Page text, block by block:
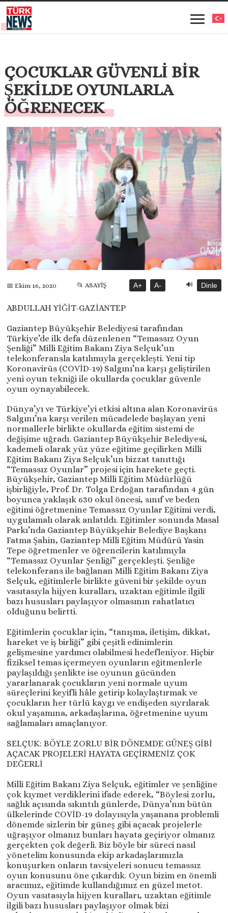
ÇOCUKLAR GÜVENLİ BİR
ŞEKİLDE OYUNLARLA
ÖĞRENECEK
📅 Ekim 16, 2020 📂 ASAYİŞ A+ A- 🔊 Dinle
ABDULLAH YİĞİT-GAZİANTEP
Gaziantep Büyükşehir Belediyesi tarafından
Türkiye’de ilk defa düzenlenen “Temassız Oyun
Şenliği” Milli Eğitim Bakanı Ziya Selçuk’un
telekonferansla katılımıyla gerçekleşti. Yeni tip
Koronavirüs (COVİD-19) Salgını’na karşı geliştirilen
yeni oyun tekniği ile okullarda çocuklar güvenle
oyun oynayabilecek.
Dünya’yı ve Türkiye’yi etkisi altına alan Koronavirüs
Salgını’na karşı verilen mücadelede başlayan yeni
normallerle birlikte okullarda eğitim sistemi de
değişime uğradı. Gaziantep Büyükşehir Belediyesi,
kademeli olarak yüz yüze eğitime geçilirken Milli
Eğitim Bakanı Ziya Selçuk’un bizzat tanıttığı
“Temassız Oyunlar” projesi için harekete geçti.
Büyükşehir, Gaziantep Milli Eğitim Müdürlüğü
işbirliğiyle, Prof. Dr. Tolga Erdoğan tarafından 4 gün
boyunca yaklaşık 630 okul öncesi, sınıf ve beden
eğitimi öğretmenine Temassız Oyunlar Eğitimi verdi,
uygulamalı olarak anlatıldı. Eğitimler sonunda Masal
Parkı’nda Gaziantep Büyükşehir Belediye Başkanı
Fatma Şahin, Gaziantep Milli Eğitim Müdürü Yasin
Tepe öğretmenler ve öğrencilerin katılımıyla
“Temassız Oyunlar Şenliği” gerçekleşti. Şenliğe
telekonferans ile bağlanan Milli Eğitim Bakanı Ziya
Selçuk, eğitimlerle birlikte güveni bir şekilde oyun
vasıtasıyla hijyen kuralları, uzaktan eğitimle ilgili
bazı hususları paylaşıyor olmasının rahatlatıcı
olduğunu belirtti.
Eğitimlerin çocuklar için, “tanışma, iletişim, dikkat,
hareket ve iş birliği” gibi çeşitli edinimlerin
gelişmesine yardımcı olabilmesi hedefleniyor. Hiçbir
fiziksel temas içermeyen oyunların eğitmenlerle
paylaşıldığı şenlikte ise oyunun gücünden
yararlanarak çocukların yeni normale uyum
süreçlerini keyifli hâle getirip kolaylaştırmak ve
çocukların her türlü kaygı ve endişeden sıyrılarak
okul yaşamına, arkadaşlarına, öğretmenine uyum
sağlamaları amaçlanıyor.
SELÇUK: BÖYLE ZORLU BİR DÖNEMDE GÜNEŞ GİBİ
AÇACAK PROJELERİ HAYATA GEÇİRMENİZ ÇOK
DEĞERLİ
Milli Eğitim Bakanı Ziya Selçuk, eğitimler ve şenliğine
çok kıymet verdiklerini ifade ederek, “Böylesi zorlu,
sağlık açısında sıkıntılı günlerde, Dünya’nın bütün
ülkelerinde COVİD-19 dolayısıyla yaşanana problemli
dönemde sizlerin bir güneş gibi açacak projelerle
uğraşıyor olmanız bunları hayata geçiriyor olmanız
gerçekten çok değerli. Biz böyle bir süreci nasıl
yönetelim konusunda ekip arkadaşlarımızla
konuşurken onların tavsiyeleri sonucu temassız
oyun konusunu öne çıkardık. Oyun bizim en önemli
aracımız, eğitimde kullandığımız en güzel metot.
Oyun vasıtasıyla hijyen kuralları, uzaktan eğitimle
ilgili bazı hususları paylaşıyor olmak bizi